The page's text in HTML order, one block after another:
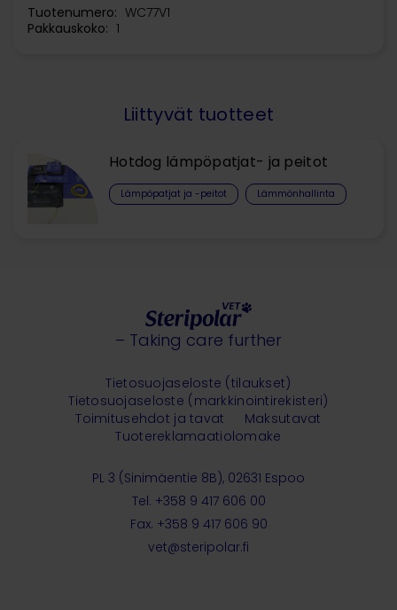
Tuotenumero: WC77V1
Pakkauskoko: 1
Liittyvät tuotteet
Hotdog lämpöpatjat- ja peitot
Lämpöpatjat ja -peitot Lämmönhallinta
– Taking care further
PL 3 (Sinimäentie 8B), 02631 Espoo
Tel. +358 9 417 606 00
Fax. +358 9 417 606 90
vet@steripolar.fi
Tietosuojaseloste (tilaukset)
Tietosuojaseloste (markkinointirekisteri)
Toimitusehdot ja tavat
Maksutavat
Tuotereklamaatiolomake